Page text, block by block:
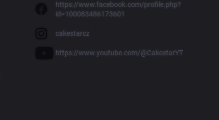
https://www.facebook.com/profile.php?
id=100083486173601
cakestarcz
https://www.youtube.com/@CakestarYT